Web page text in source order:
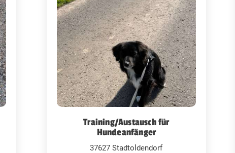
Training/Austausch für
Hundeanfänger
37627 Stadtoldendorf